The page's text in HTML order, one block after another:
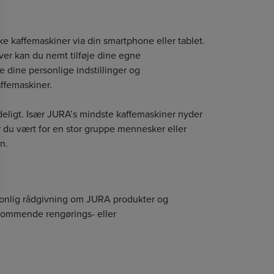
kaffemaskiner via din smartphone eller tablet.
kan du nemt tilføje dine egne
dine personlige indstillinger og
Især JURA’s mindste kaffemaskiner nyder
vært for en stor gruppe mennesker eller
rådgivning om JURA produkter og
rengørings- eller